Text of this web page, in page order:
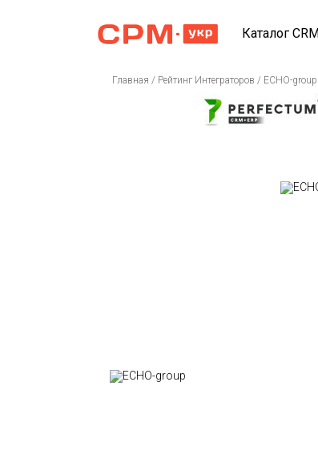
Каталог
Главная / Рейтинг Интеграторов / ECHO-group